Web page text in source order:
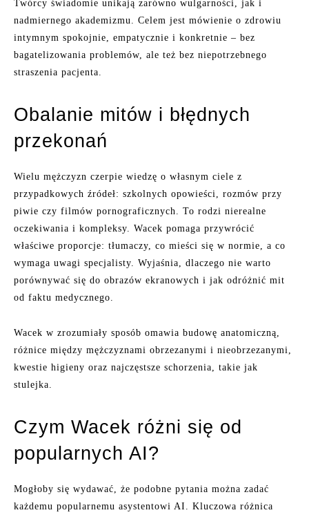
Twórcy świadomie unikają zarówno wulgarności, jak i
nadmiernego akademizmu. Celem jest mówienie o zdrowiu
intymnym spokojnie, empatycznie i konkretnie – bez
bagatelizowania problemów, ale też bez niepotrzebnego
straszenia pacjenta.
Obalanie mitów i błędnych
przekonań
Wielu mężczyzn czerpie wiedzę o własnym ciele z
przypadkowych źródeł: szkolnych opowieści, rozmów przy
piwie czy filmów pornograficznych. To rodzi nierealne
oczekiwania i kompleksy. Wacek pomaga przywrócić
właściwe proporcje: tłumaczy, co mieści się w normie, a co
wymaga uwagi specjalisty. Wyjaśnia, dlaczego nie warto
porównywać się do obrazów ekranowych i jak odróżnić mit
od faktu medycznego.
Wacek w zrozumiały sposób omawia budowę anatomiczną,
różnice między mężczyznami obrzezanymi i nieobrzezanymi,
kwestie higieny oraz najczęstsze schorzenia, takie jak
stulejka.
Czym Wacek różni się od
popularnych AI?
Mogłoby się wydawać, że podobne pytania można zadać
każdemu popularnemu asystentowi AI. Kluczowa różnica